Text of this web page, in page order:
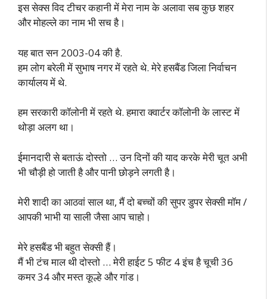
इस सेक्स विद टीचर कहानी में मेरा नाम के अलावा सब कुछ शहर
और मोहल्ले का नाम भी सच है।
यह बात सन 2003-04 की है.
हम लोग बरेली में सुभाष नगर में रहते थे. मेरे हसबैंड जिला निर्वाचन
कार्यालय में थे.
हम सरकारी कॉलोनी में रहते थे. हमारा क्वार्टर कॉलोनी के लास्ट में
थोड़ा अलग था।
ईमानदारी से बताऊं दोस्तो … उन दिनों की याद करके मेरी चूत अभी
भी चौड़ी हो जाती है और पानी छोड़ने लगती है।
मेरी शादी का आठवां साल था, मैं दो बच्चों की सुपर डुपर सेक्सी मॉम /
आपकी भाभी या साली जैसा आप चाहो।
मेरे हसबैंड भी बहुत सेक्सी हैं।
मैं भी टंच माल थी दोस्तो … मेरी हाईट 5 फीट 4 इंच है चूची 36
कमर 34 और मस्त कूल्हे और गांड।